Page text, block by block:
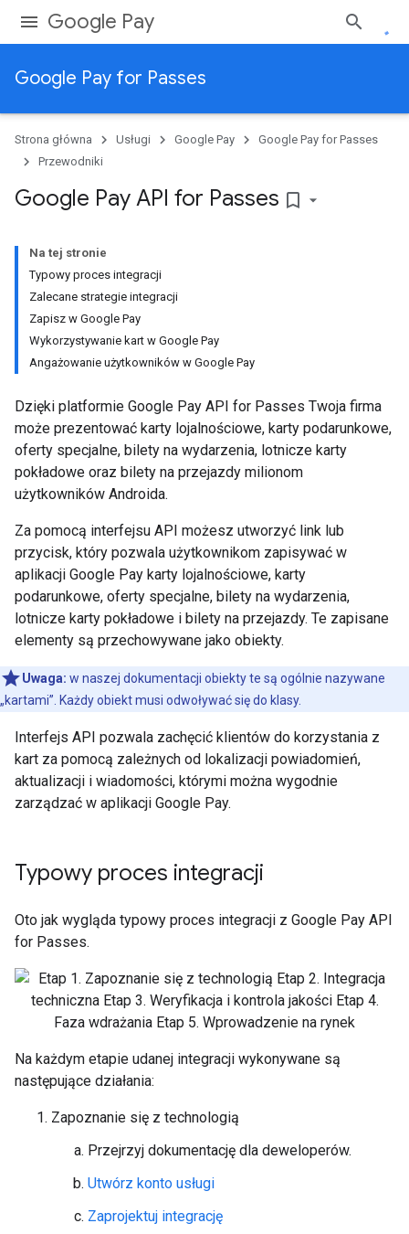
Google Pay
Google Pay for Passes
Strona główna Usługi Google Pay
Google Pay for Passes
Przewodniki
Google Pay API for Passes bookmark_border
Na tej stronie
Typowy proces integracji
Zalecane strategie integracji
Zapisz w Google Pay
Wykorzystywanie kart w Google Pay
Angażowanie użytkowników w Google Pay
Dzięki platformie Google Pay API for Passes Twoja firma
może prezentować karty lojalnościowe, karty podarunkowe,
oferty specjalne, bilety na wydarzenia, lotnicze karty
pokładowe oraz bilety na przejazdy milionom
użytkowników Androida.
Za pomocą interfejsu API możesz utworzyć link lub
przycisk, który pozwala użytkownikom zapisywać w
aplikacji Google Pay karty lojalnościowe, karty
podarunkowe, oferty specjalne, bilety na wydarzenia,
lotnicze karty pokładowe i bilety na przejazdy. Te zapisane
elementy są przechowywane jako obiekty.
Uwaga: w naszej dokumentacji obiekty te są ogólnie nazywane
„kartami”. Każdy obiekt musi odwoływać się do klasy.
Interfejs API pozwala zachęcić klientów do korzystania z
kart za pomocą zależnych od lokalizacji powiadomień,
aktualizacji i wiadomości, którymi można wygodnie
zarządzać w aplikacji Google Pay.
Typowy proces integracji
Oto jak wygląda typowy proces integracji z Google Pay API
for Passes.
Na każdym etapie udanej integracji wykonywane są
następujące działania:
Zapoznanie się z technologią
Przejrzyj dokumentację dla deweloperów.
Utwórz konto usługi
Zaprojektuj integrację